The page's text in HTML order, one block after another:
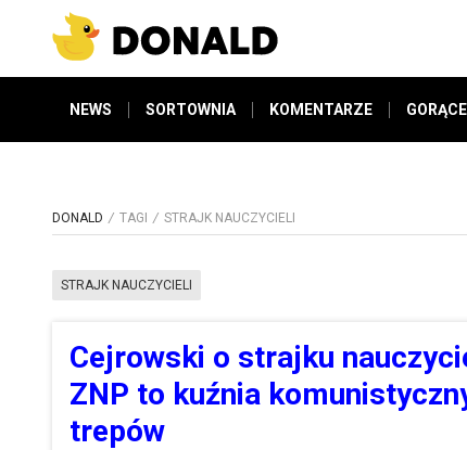
NEWS SORTOWNIA KOMENTARZE
DONALD TAGI STRAJK NAUCZYCIELI
STRAJK NAUCZYCIELI
Cejrowski o strajku
ZNP to kuźnia
trepów